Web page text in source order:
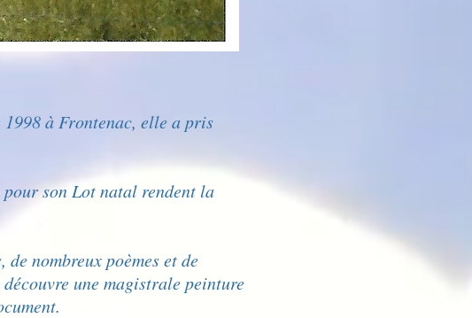
1998 à Frontenac, elle a pris
son Lot natal rendent la
nombreux poèmes et de
une magistrale peinture